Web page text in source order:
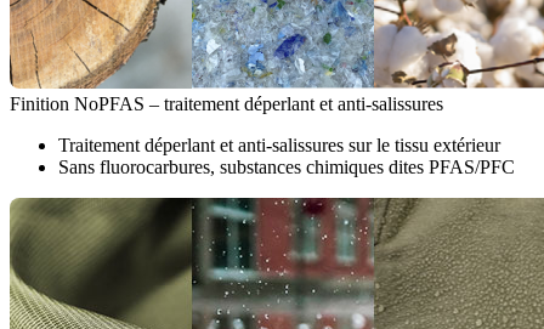
Finition NoPFAS – traitement déperlant et anti-salissures
Traitement déperlant et anti-salissures sur le tissu extérieur
Sans fluorocarbures, substances chimiques dites PFAS/PFC